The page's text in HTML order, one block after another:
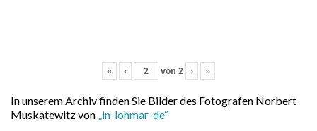
« ‹ von 2 › »
In unserem Archiv finden Sie Bilder des Fotografen Norbert
Muskatewitz von „in-lohmar-de“